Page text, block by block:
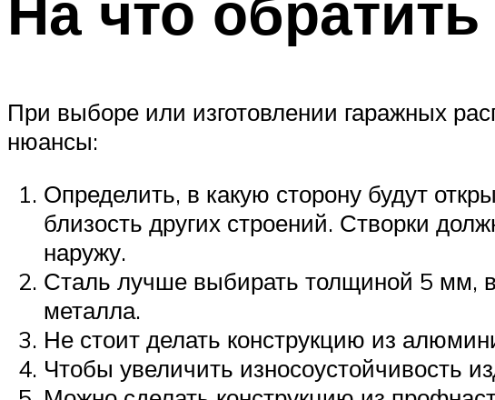
При выборе или изготовлении гаражных
нюансы:
Определить, в какую сторону будут
близость других строений. Створки
наружу.
Сталь лучше выбирать толщиной 5 мм,
металла.
Не стоит делать конструкцию из
Чтобы увеличить износоустойчивость